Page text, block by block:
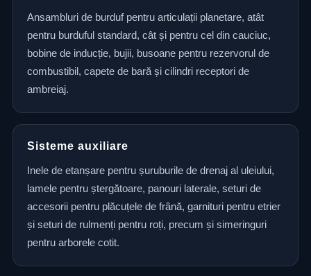
Ansambluri de burduf pentru articulații planetare, atât
pentru burduful standard, cât și pentru cel din cauciuc,
bobine de inducție, bujii, busoane pentru rezervorul de
combustibil, capete de bară și cilindri receptori de
ambreiaj.
Sisteme auxiliare
Inele de etanșare pentru șuruburile de drenaj al uleiului,
lamele pentru ștergătoare, panouri laterale, seturi de
accesorii pentru plăcuțele de frână, garnituri pentru etrier
și seturi de rulmenți pentru roți, precum și simeringuri
pentru arborele cotit.